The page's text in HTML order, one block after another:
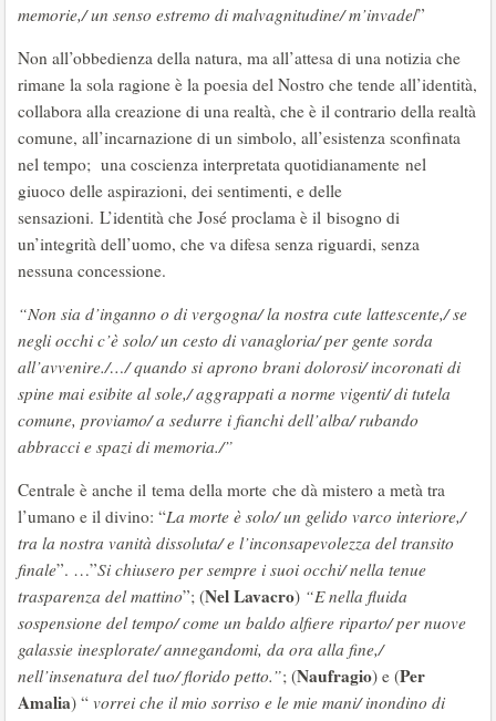
memorie,/ un senso estremo di malvagnitudine/ m’invade/”
Non all’obbedienza della natura, ma all’attesa di una notizia che
rimane la sola ragione è la poesia del Nostro che tende all’identità,
collabora alla creazione di una realtà, che è il contrario della realtà
comune, all’incarnazione di un simbolo, all’esistenza sconfinata
nel tempo; una coscienza interpretata quotidianamente nel
giuoco delle aspirazioni, dei sentimenti, e delle
sensazioni. L’identità che José proclama è il bisogno di
un’integrità dell’uomo, che va difesa senza riguardi, senza
nessuna concessione.
“Non sia d’inganno o di vergogna/ la nostra cute lattescente,/ se
negli occhi c’è solo/ un cesto di vanagloria/ per gente sorda
all’avvenire./…/ quando si aprono brani dolorosi/ incoronati di
spine mai esibite al sole,/ aggrappati a norme vigenti/ di tutela
comune, proviamo/ a sedurre i fianchi dell’alba/ rubando
abbracci e spazi di memoria./”
Centrale è anche il tema della morte che dà mistero a metà tra
l’umano e il divino: “La morte è solo/ un gelido varco interiore,/
tra la nostra vanità dissoluta/ e l’inconsapevolezza del transito
finale”. …”Si chiusero per sempre i suoi occhi/ nella tenue
trasparenza del mattino”; (Nel Lavacro) “E nella fluida
sospensione del tempo/ come un baldo alfiere riparto/ per nuove
galassie inesplorate/ annegandomi, da ora alla fine,/
nell’insenatura del tuo/ florido petto.”; (Naufragio) e (Per
Amalia) “ vorrei che il mio sorriso e le mie mani/ inondino di